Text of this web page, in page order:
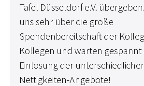
Tafel Düsseldorf e.V.
uns sehr über die große
Spendenbereitschaft der
Kollegen und warten gespannt
Einlösung der
Nettigkeiten-Angebote!